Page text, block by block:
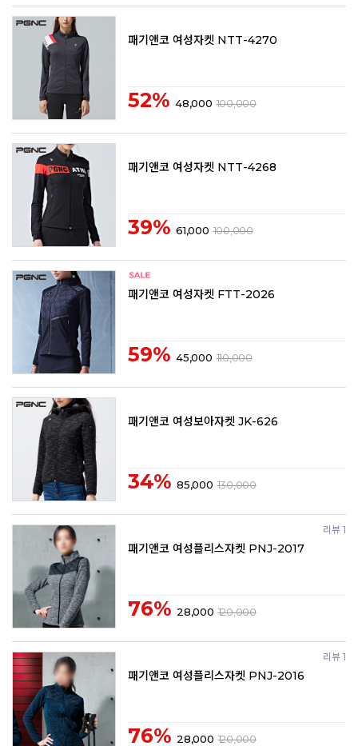
패기앤코 여성자켓 NTT-4270
52% 48,000 100,000
패기앤코 여성자켓 NTT-4268
39% 61,000 100,000
패기앤코 여성자켓 FTT-2026
59% 45,000 110,000
패기앤코 여성보아자켓 JK-626
34% 85,000 130,000
리뷰 1
패기앤코 여성플리스자켓 PNJ-2017
76% 28,000 120,000
리뷰 1
패기앤코 여성플리스자켓 PNJ-2016
76% 28,000 120,000